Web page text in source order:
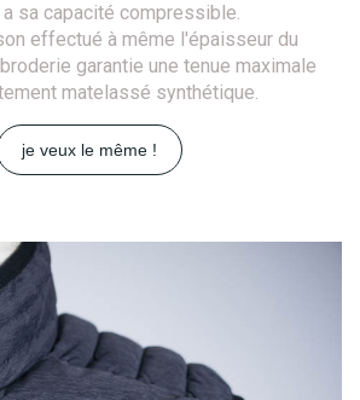
sa capacité compressible.
effectué à même l'épaisseur du
garantie une tenue maximale
matelassé synthétique.
je veux le même !